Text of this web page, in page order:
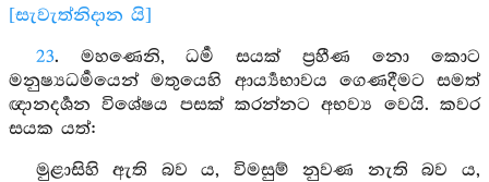
[සැවැත්නිදාන යි]
23. මහණෙනි, ධර්‍ම සයක් ප්‍රහීණ නො කොට
මනුෂ්‍යධර්‍මයෙන් මතුයෙහි ආර්‍ය්‍යභාවය ගෙණදීමට සමත්
ඥානදර්‍ශන විශේෂය පසක් කරන්නට අභව්‍ය වෙයි. කවර
සයක යත්:
මුළාසිහි ඇති බව ය, විමසුම් නුවණ නැති බව ය,